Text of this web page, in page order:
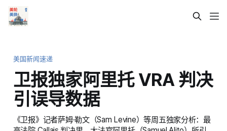
美国新闻速递
卫报独家阿里托 VRA 判决
引误导数据
《卫报》记者萨姆·勒文（Sam Levine）等周五独家分析：最